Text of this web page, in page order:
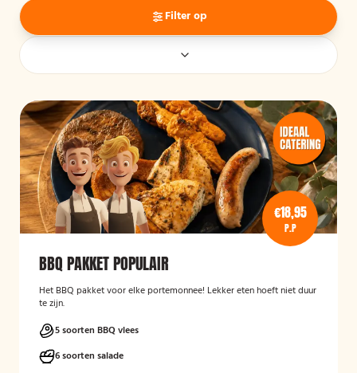
Filter op
€18,95
P.P
BBQ PAKKET POPULAIR
Het BBQ pakket voor elke portemonnee! Lekker eten hoeft niet duur
te zijn.
5 soorten BBQ vlees
6 soorten salade